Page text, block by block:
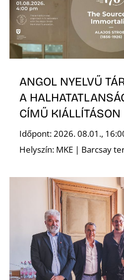
ANGOL NYELVŰ
A
CÍMŰ KIÁLLÍTÁSON
Időpont: 2026. 08.01.,
Helyszín: MKE | Barcsay